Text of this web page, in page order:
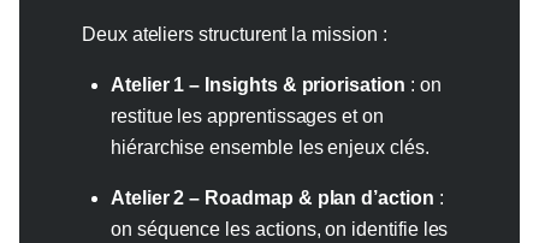
Deux ateliers structurent la mission :
Atelier 1 – Insights & priorisation : on
restitue les apprentissages et on
hiérarchise ensemble les enjeux clés.
Atelier 2 – Roadmap & plan d’action :
on séquence les actions, on identifie les